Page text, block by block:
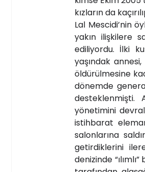
kızların da
Lal Mescidi’nin
yakın ilişkilere
ediliyordu. İlki
yaşındak
öldürülmesine
dönemde
desteklenmişti.
yönetimini
istihbarat
salonlarına
getirdiklerini
denizinde